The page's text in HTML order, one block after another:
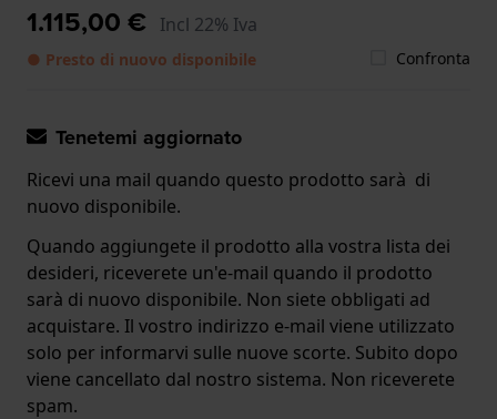
1.115,00 € Incl 22% Iva
● Presto di nuovo disponibile Confronta
Tenetemi aggiornato
Ricevi una mail quando questo prodotto sarà di
nuovo disponibile.
Quando aggiungete il prodotto alla vostra lista dei
desideri, riceverete un'e-mail quando il prodotto
sarà di nuovo disponibile. Non siete obbligati ad
acquistare. Il vostro indirizzo e-mail viene utilizzato
solo per informarvi sulle nuove scorte. Subito dopo
viene cancellato dal nostro sistema. Non riceverete
spam.